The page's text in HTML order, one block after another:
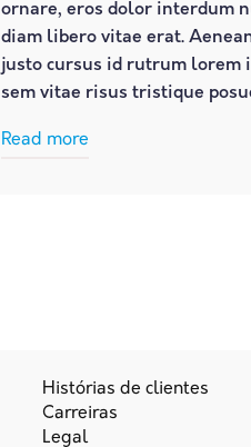
ornare, eros dolor interdum
diam libero vitae erat.
justo cursus id rutrum lorem
sem vitae risus tristique
Read more
Histórias de clientes
Carreiras
Legal